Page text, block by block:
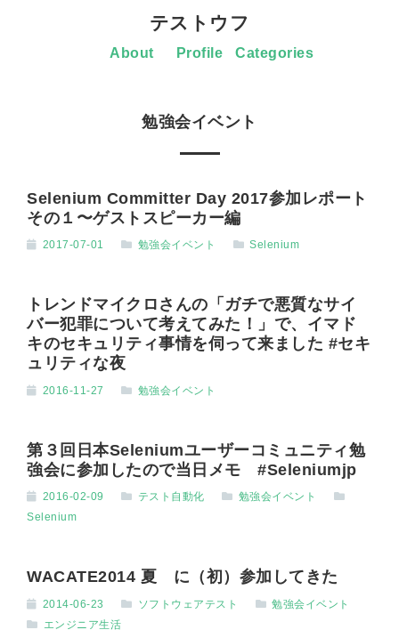
テストウフ
About Profile Categories
勉強会イベント
Selenium Committer Day 2017参加レポート
その１〜ゲストスピーカー編
2017-07-01 勉強会イベント Selenium
トレンドマイクロさんの「ガチで悪質なサイ
バー犯罪について考えてみた！」で、イマド
キのセキュリティ事情を伺って来ました #セキ
ュリティな夜
2016-11-27 勉強会イベント
第３回日本Seleniumユーザーコミュニティ勉
強会に参加したので当日メモ #Seleniumjp
2016-02-09 テスト自動化
勉強会イベント
Selenium
WACATE2014 夏 に（初）参加してきた
2014-06-23 ソフトウェアテスト
勉強会イベント
エンジニア生活